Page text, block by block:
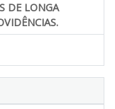
DE LONGA